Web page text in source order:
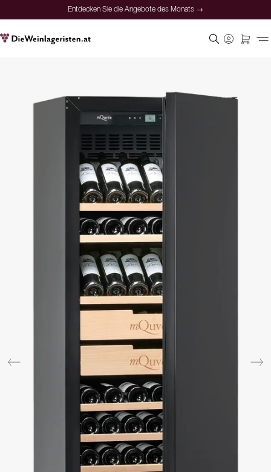
Entdecken Sie die Angebote des Monats →